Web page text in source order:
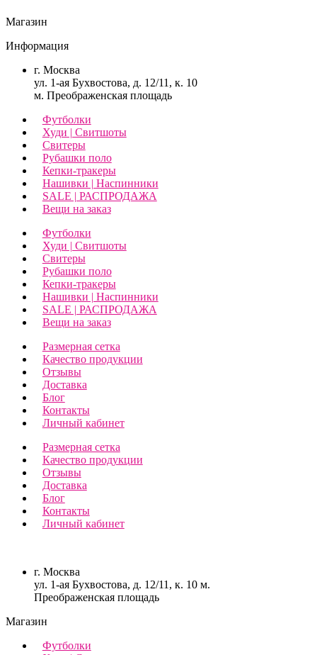
Магазин
Информация
г. Москва
ул. 1-ая Бухвостова, д. 12/11, к. 10
м. Преображенская площадь
Футболки
Худи | Свитшоты
Свитеры
Рубашки поло
Кепки-тракеры
Нашивки | Наспинники
SALE | РАСПРОДАЖА
Вещи на заказ
Футболки
Худи | Свитшоты
Свитеры
Рубашки поло
Кепки-тракеры
Нашивки | Наспинники
SALE | РАСПРОДАЖА
Вещи на заказ
Размерная сетка
Качество продукции
Отзывы
Доставка
Блог
Контакты
Личный кабинет
Размерная сетка
Качество продукции
Отзывы
Доставка
Блог
Контакты
Личный кабинет
г. Москва
ул. 1-ая Бухвостова, д. 12/11, к. 10 м.
Преображенская площадь
Магазин
Футболки